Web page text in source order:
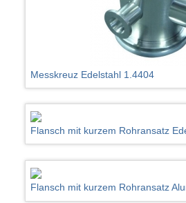
Messkreuz Edelstahl 1.4404
Flansch mit kurzem Rohransatz
Flansch mit kurzem Rohransatz